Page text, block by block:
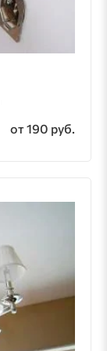
от 190 руб.